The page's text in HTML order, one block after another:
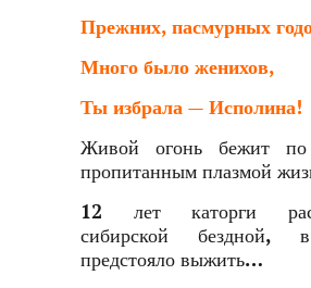
Прежних, пасмурных
Много было женихов,
Ты избрала — Исполина!
Живой огонь бежит по
пропитанным плазмой
12 лет каторги
сибирской бездной,
предстояло выжить…